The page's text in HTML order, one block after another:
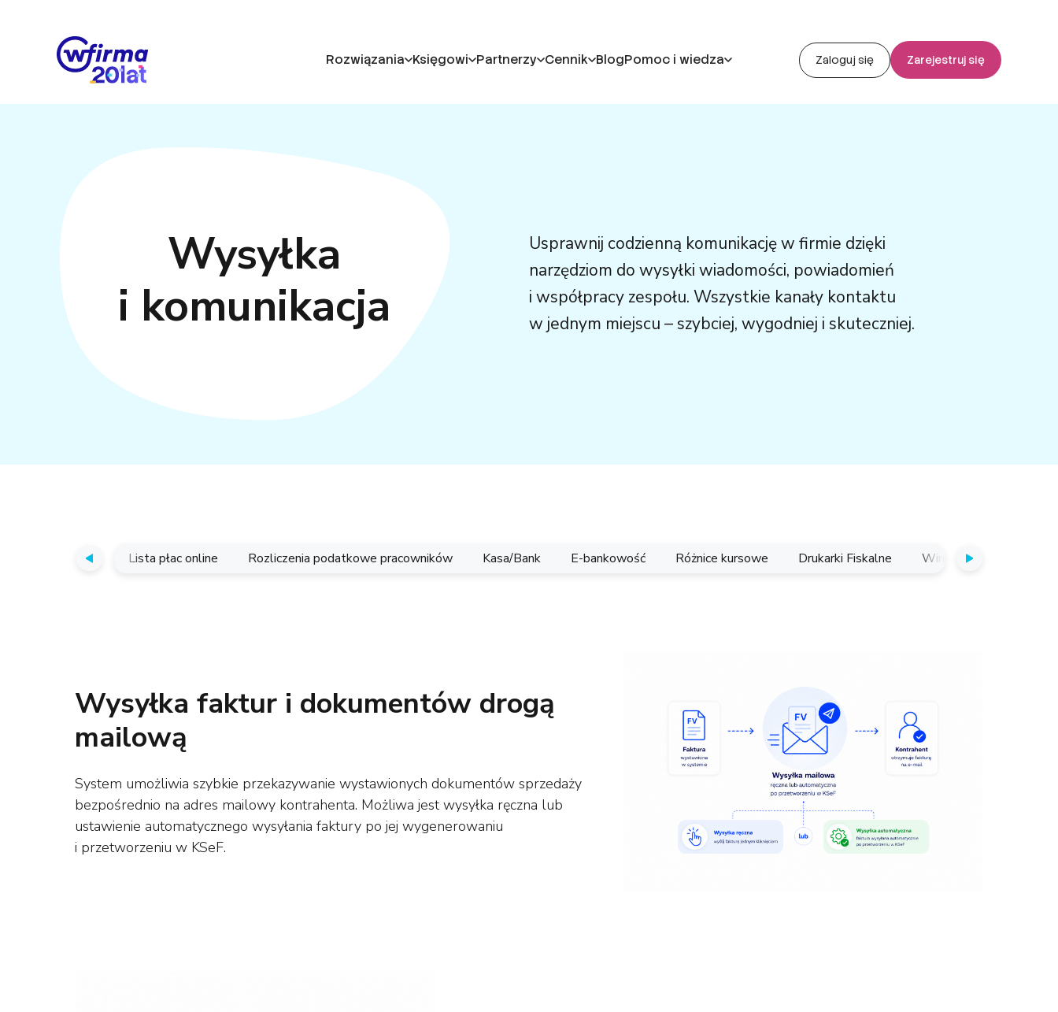
Rozwiązania Księgowi Partnerzy Cennik BlogPomoc i wiedza Zaloguj się Zarejestruj się
Wysyłka
i komunikacja
Usprawnij codzienną komunikację w firmie dzięki
narzędziom do wysyłki wiadomości, powiadomień
i współpracy zespołu. Wszystkie kanały kontaktu
w jednym miejscu – szybciej, wygodniej i skuteczniej.
Generator umów Lista płac online Rozliczenia podatkowe pracowników Kasa/Bank E-bankowość Różnice kursowe Drukarki Fiskalne Windykacja
Wysyłka faktur i dokumentów drogą
mailową
System umożliwia szybkie przekazywanie wystawionych dokumentów sprzedaży
bezpośrednio na adres mailowy kontrahenta. Możliwa jest wysyłka ręczna lub
ustawienie automatycznego wysyłania faktury po jej wygenerowaniu
i przetworzeniu w KSeF.